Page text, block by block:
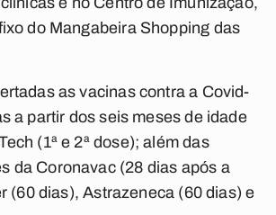
do Mangabeira Shopping das
as vacinas contra a Covid-
a partir dos seis meses de idade
(1ª e 2ª dose); além das
da Coronavac (28 dias após a
(60 dias), Astrazeneca (60 dias) e